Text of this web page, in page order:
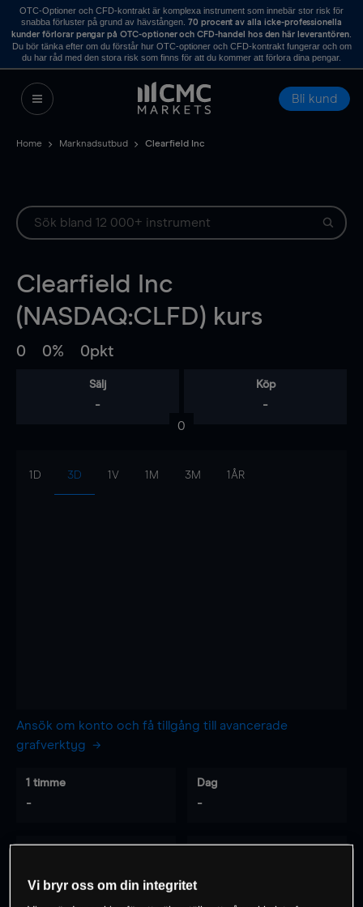
OTC-Optioner och CFD-kontrakt är komplexa instrument som innebär stor risk för
snabba förluster på grund av hävstången. 70 procent av alla icke-professionella
kunder förlorar pengar på OTC-optioner och CFD-handel hos den här leverantören.
Du bör tänka efter om du förstår hur OTC-optioner och CFD-kontrakt fungerar och om
du har råd med den stora risk som finns för att du kommer att förlora dina pengar.
Bli kund
Home Marknadsutbud Clearfield Inc
Clearfield Inc
(NASDAQ:CLFD) kurs
0 0% 0pkt
Sälj
-
Köp
-
0
1D 3D 1V 1M 3M 1ÅR
Ansök om konto och få tillgång till avancerade
grafverktyg
1 timme
-
Dag
-
Vi bryr oss om din integritet